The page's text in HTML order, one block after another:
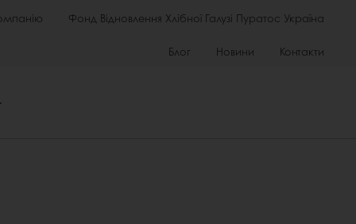
Фонд Відновлення Хлібної Галузі Пуратос Україна
Блог Новини Контакти